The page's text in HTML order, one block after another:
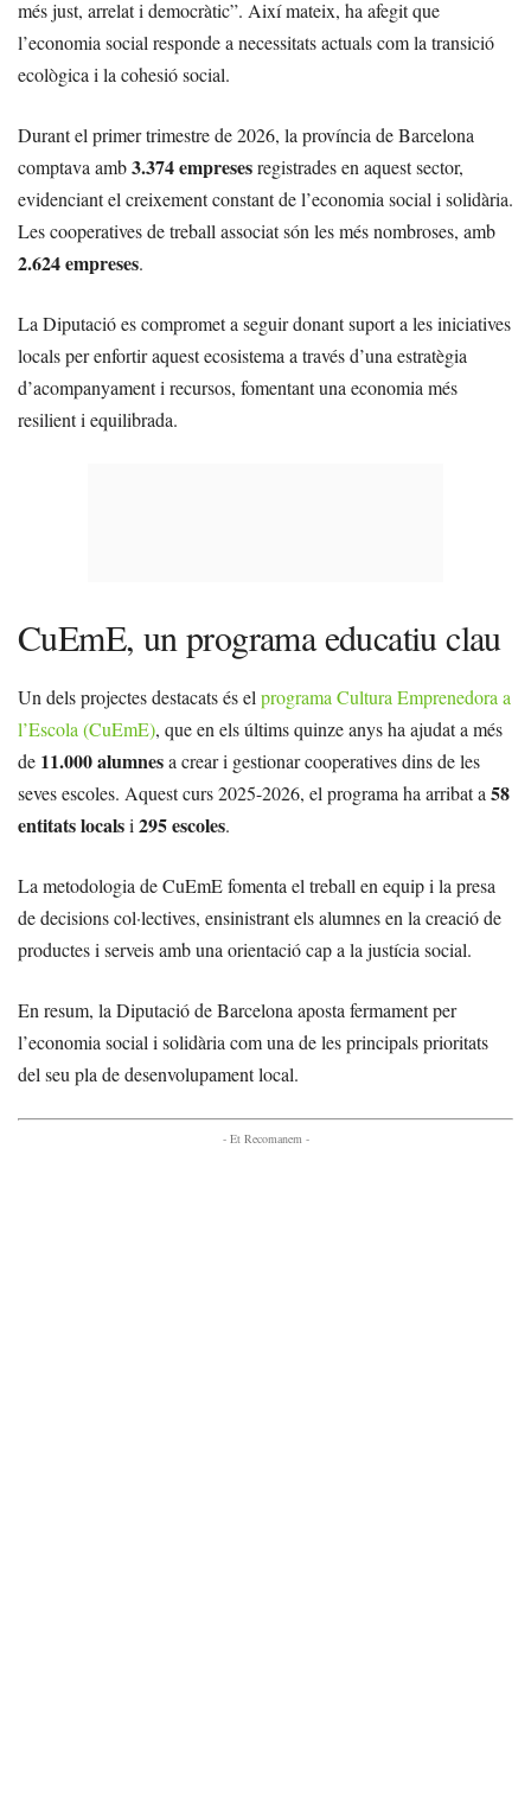
més just, arrelat i democràtic”. Així mateix, ha afegit que
l’economia social responde a necessitats actuals com la transició
ecològica i la cohesió social.
Durant el primer trimestre de 2026, la província de Barcelona
comptava amb3.374 empresesregistrades en aquest sector,
evidenciant el creixement constant de l’economia social i solidària.
Les cooperatives de treball associat són les més nombroses, amb
2.624 empreses.
La Diputació es compromet a seguir donant suport a les iniciatives
locals per enfortir aquest ecosistema a través d’una estratègia
d’acompanyament i recursos, fomentant una economia més
resilient i equilibrada.
CuEmE, un programa educatiu clau
Un dels projectes destacats és el programa Cultura Emprenedora a
l’Escola (CuEmE), que en els últims quinze anys ha ajudat a més
de 11.000 alumnesa crear i gestionar cooperatives dins de les
seves escoles. Aquest curs 2025-2026, el programa ha arribat a 58
entitats localsi 295 escoles.
La metodologia de CuEmE fomenta el treball en equip i la presa
de decisions col·lectives, ensinistrant els alumnes en la creació de
productes i serveis amb una orientació cap a la justícia social.
En resum, la Diputació de Barcelona aposta fermament per
l’economia social i solidària com una de les principals prioritats
del seu pla de desenvolupament local.
- Et Recomanem -